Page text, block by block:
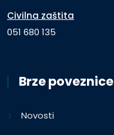
Civilna zaštita
051 680 135
Brze poveznice
Novosti